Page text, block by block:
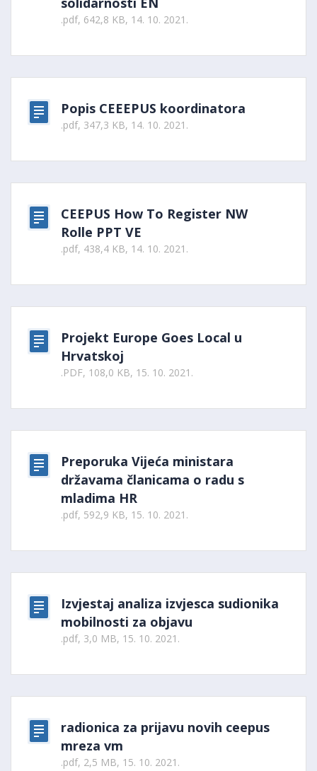
.pdf, 642,8 KB, 14. 10. 2021.
Popis CEEEPUS koordinatora
.pdf, 347,3 KB, 14. 10. 2021.
CEEPUS How To Register NW
Rolle PPT VE
.pdf, 438,4 KB, 14. 10. 2021.
Projekt Europe Goes Local u
Hrvatskoj
.PDF, 108,0 KB, 15. 10. 2021.
Preporuka Vijeća ministara
državama članicama o radu s
mladima HR
.pdf, 592,9 KB, 15. 10. 2021.
Izvjestaj analiza izvjesca sudionika
mobilnosti za objavu
.pdf, 3,0 MB, 15. 10. 2021.
radionica za prijavu novih ceepus
mreza vm
.pdf, 2,5 MB, 15. 10. 2021.